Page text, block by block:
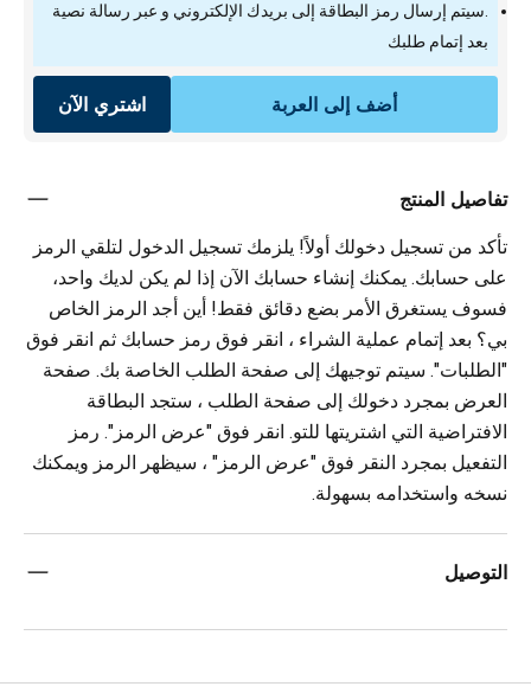
.سيتم إرسال رمز البطاقة إلى بريدك الإلكتروني و عبر رسالة نصية
بعد إتمام طلبك
أضف إلى العربة اشتري الآن
تفاصيل المنتج
تأكد من تسجيل دخولك أولاً! يلزمك تسجيل الدخول لتلقي الرمز
على حسابك. يمكنك إنشاء حسابك الآن إذا لم يكن لديك واحد،
فسوف يستغرق الأمر بضع دقائق فقط! أين أجد الرمز الخاص
بي؟ بعد إتمام عملية الشراء ، انقر فوق رمز حسابك ثم انقر فوق
"الطلبات". سيتم توجيهك إلى صفحة الطلب الخاصة بك. صفحة
العرض بمجرد دخولك إلى صفحة الطلب ، ستجد البطاقة
الافتراضية التي اشتريتها للتو. انقر فوق "عرض الرمز". رمز
التفعيل بمجرد النقر فوق "عرض الرمز" ، سيظهر الرمز ويمكنك
نسخه واستخدامه بسهولة.
التوصيل